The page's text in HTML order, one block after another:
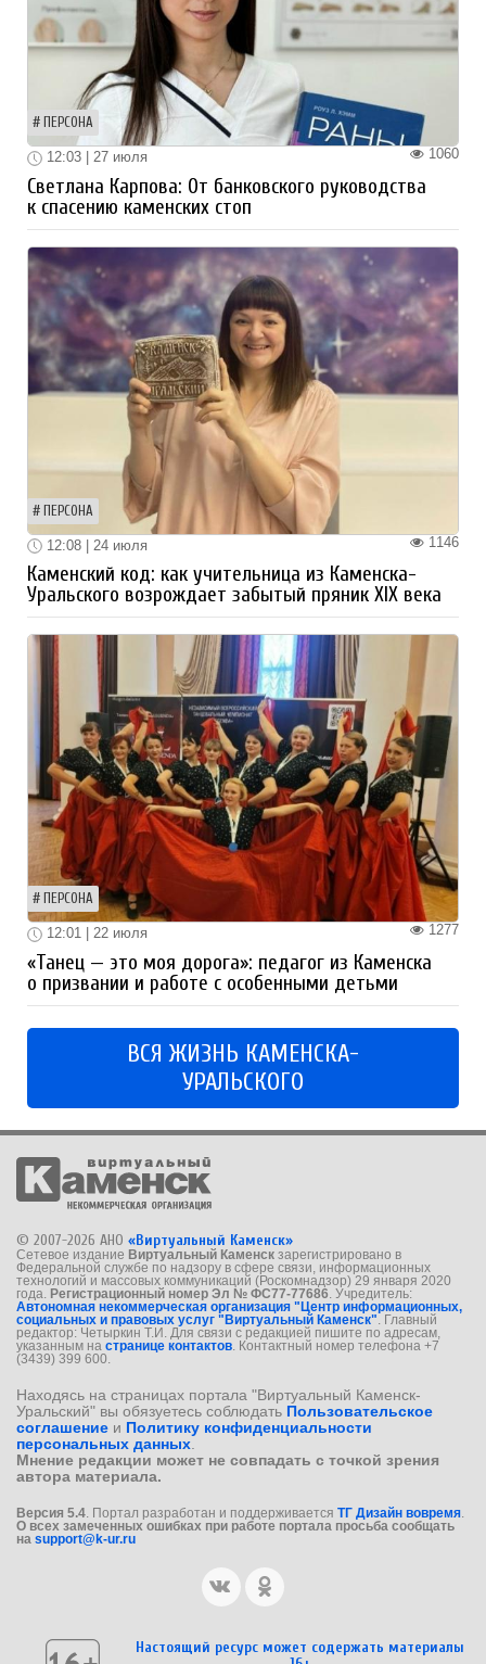
ПЕРСОНА
1060
12:03 | 27 июля
Светлана Карпова: От банковского руководства
к спасению каменских стоп
ПЕРСОНА
1146
12:08 | 24 июля
Каменский код: как учительница из Каменска-
Уральского возрождает забытый пряник XIX века
ПЕРСОНА
1277
12:01 | 22 июля
«Танец — это моя дорога»: педагог из Каменска
о призвании и работе с особенными детьми
ВСЯ ЖИЗНЬ КАМЕНСКА-
УРАЛЬСКОГО
© 2007-2026 АНО «Виртуальный Каменск»
Сетевое издание Виртуальный Каменск зарегистрировано в
Федеральной службе по надзору в сфере связи, информационных
технологий и массовых коммуникаций (Роскомнадзор) 29 января 2020
года. Регистрационный номер Эл № ФС77-77686 . Учредитель:
Автономная некоммерческая организация "Центр информационных,
социальных и правовых услуг "Виртуальный Каменск" . Главный
редактор: Четыркин Т.И. Для связи с редакцией пишите по адресам,
указанным на странице контактов . Контактный номер телефона +7
(3439) 399 600.
Находясь на страницах портала "Виртуальный Каменск-
Уральский" вы обязуетесь соблюдать Пользовательское
соглашение и Политику конфиденциальности
персональных данных
Мнение редакции может не совпадать с точкой зрения
автора материала.
Версия 5.4 . Портал разработан и поддерживается ТГ Дизайн вовремя
О всех замеченных ошибках при работе портала просьба сообщать
на support@k-ur.ru
Настоящий ресурс может содержать материалы